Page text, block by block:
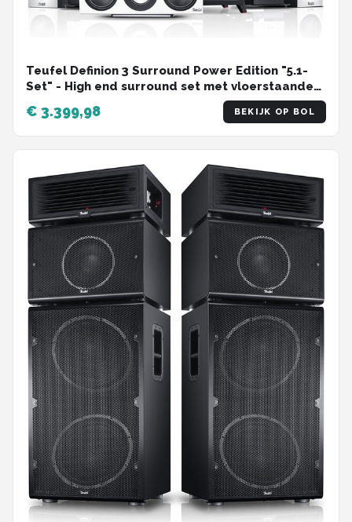
Teufel Definion 3 Surround Power Edition "5.1-
Set" - High end surround set met vloerstaande
speakers met gepatenteerd SCA-coaxiaal
chassis voor ongekende ruimtelijkheid en brede
afstraling, subwoofer , wit / zwart
€ 3.399,98 BEKIJK OP BOL